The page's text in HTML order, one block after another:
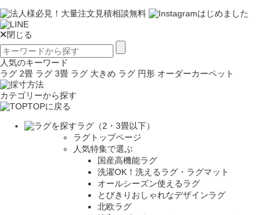
閉じる
人気のキーワード
ラグ 2畳 ラグ 3畳 ラグ 大きめ ラグ 円形 オーダーカーペット
カテゴリーから探す
TOPに戻る
ラグ（2・3畳以下）
ラグトップページ
人気特集で選ぶ
国産高機能ラグ
洗濯OK！洗えるラグ・ラグマット
オールシーズン使えるラグ
とびきりおしゃれなデザインラグ
北欧ラグ